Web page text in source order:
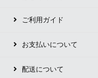
ご利用ガイド
お支払いについて
配送について